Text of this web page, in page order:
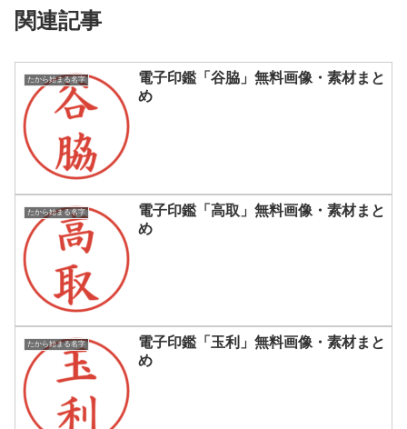
関連記事
たから始まる名字
電子印鑑「谷脇」無料画像・素材まと
め
たから始まる名字
電子印鑑「高取」無料画像・素材まと
め
たから始まる名字
電子印鑑「玉利」無料画像・素材まと
め